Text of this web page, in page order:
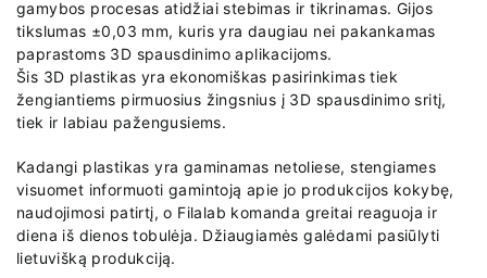
gamybos procesas atidžiai stebimas ir tikrinamas. Gijos
tikslumas ±0,03 mm, kuris yra daugiau nei pakankamas
paprastoms 3D spausdinimo aplikacijoms.
Šis 3D plastikas yra ekonomiškas pasirinkimas tiek
žengiantiems pirmuosius žingsnius į 3D spausdinimo sritį,
tiek ir labiau pažengusiems.
Kadangi plastikas yra gaminamas netoliese, stengiames
visuomet informuoti gamintoją apie jo produkcijos kokybę,
naudojimosi patirtį, o Filalab komanda greitai reaguoja ir
diena iš dienos tobulėja. Džiaugiamės galėdami pasiūlyti
lietuvišką produkciją.